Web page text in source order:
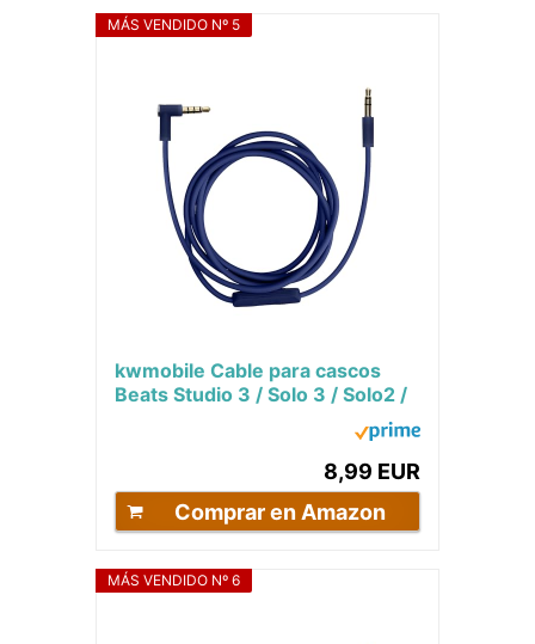
MÁS VENDIDO Nº 5
kwmobile Cable para cascos
Beats Studio 3 / Solo 3 / Solo2 /
Studio 2 / Studio 1 / Mixr - Cable
8,99 EUR
Comprar en Amazon
MÁS VENDIDO Nº 6